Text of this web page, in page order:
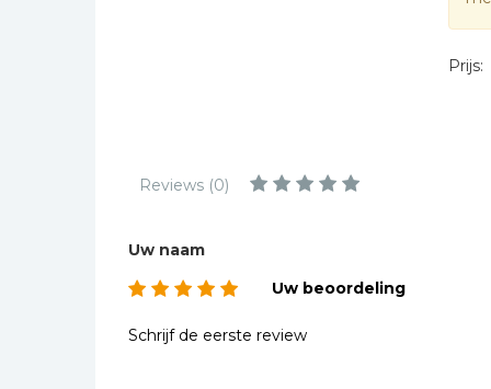
Politiek
Romans
Toeristische kaarten en
gidsen
Taalstudie
Prijs:
Reviews (0)
Uw naam
Uw beoordeling
Schrijf de eerste review